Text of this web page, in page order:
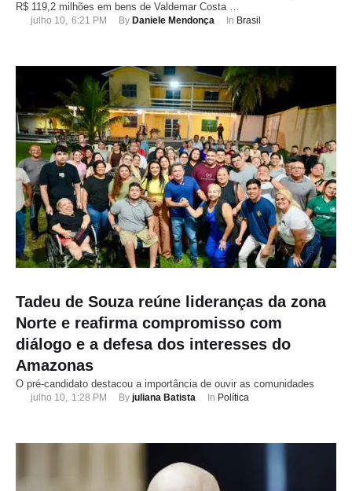
R$ 119,2 milhões em bens de Valdemar Costa …
julho 10, 6:21 PM By Daniele Mendonça In Brasil
Tadeu de Souza reúne lideranças da zona
Norte e reafirma compromisso com
diálogo e a defesa dos interesses do
Amazonas
O pré-candidato destacou a importância de ouvir as comunidades
julho 10, 1:28 PM By juliana Batista In Política